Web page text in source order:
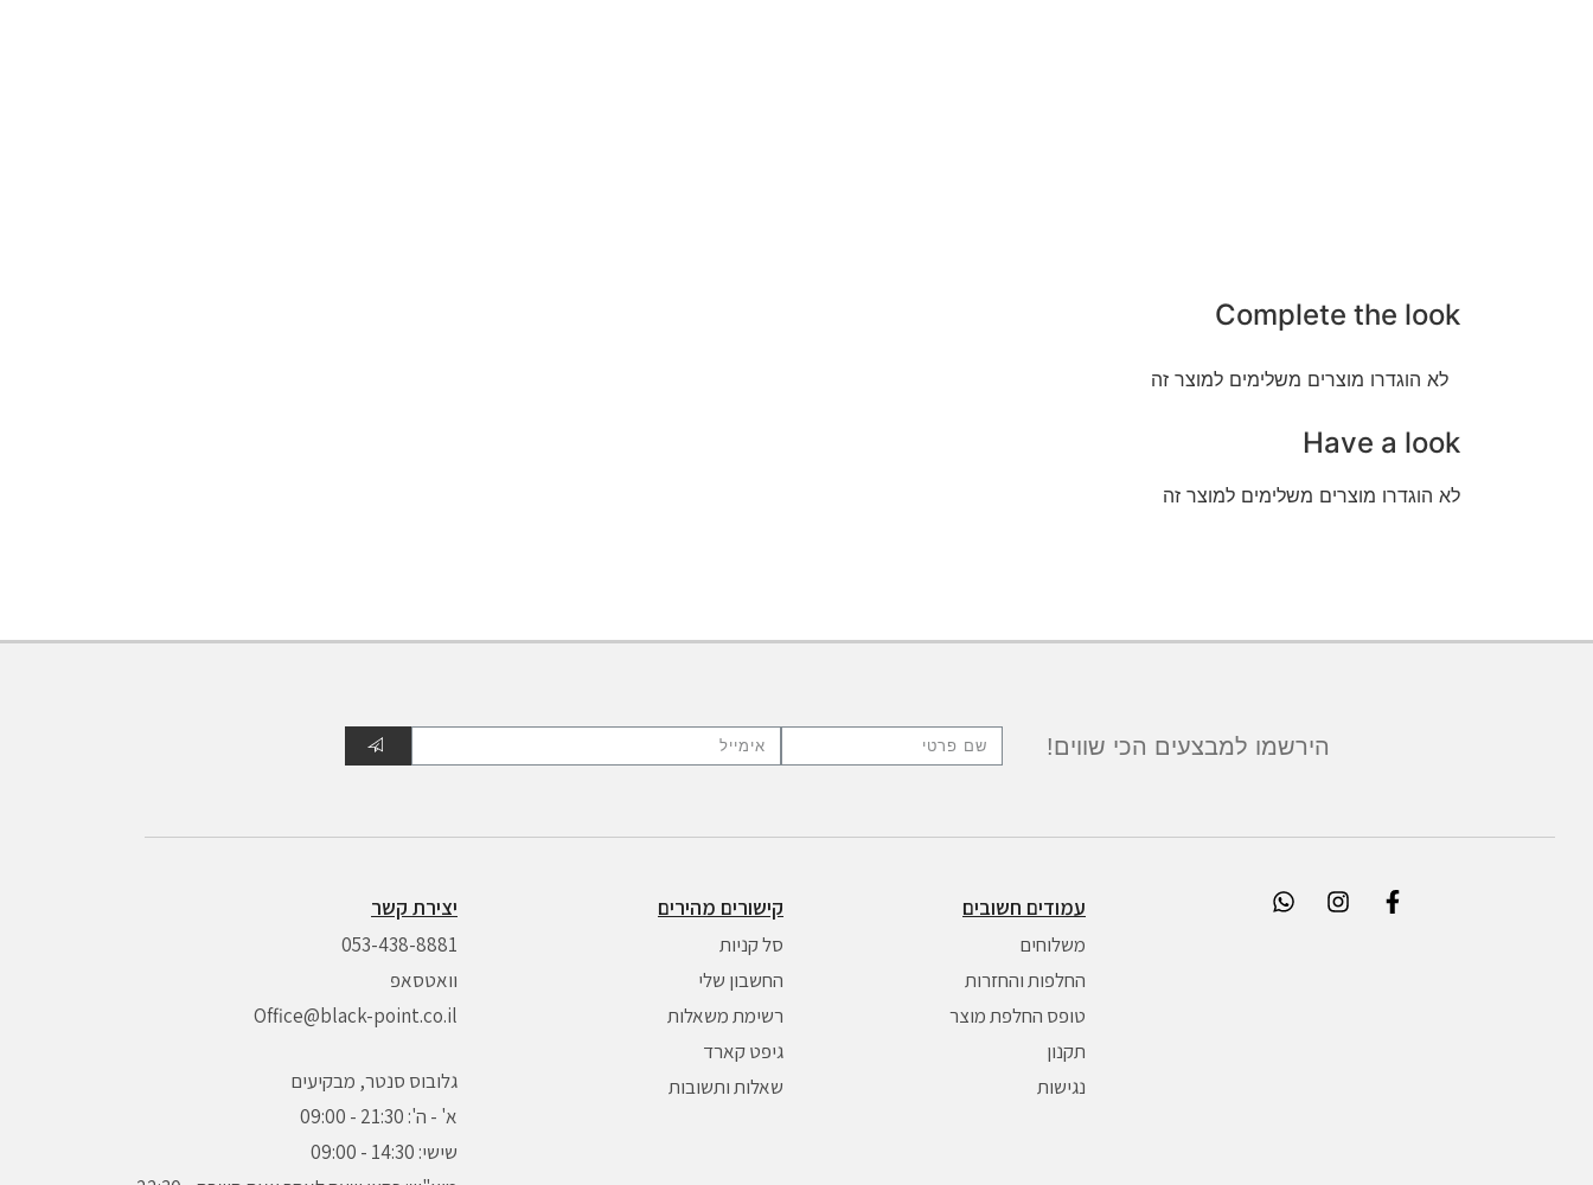
Complete the look
לא הוגדרו מוצרים משלימים למוצר זה
Have a look
לא הוגדרו מוצרים משלימים למוצר זה
הירשמו למבצעים הכי שווים!
עמודים חשובים
משלוחים
החלפות והחזרות
טופס החלפת מוצר
תקנון
נגישות
קישורים מהירים
סל קניות
החשבון שלי
רשימת משאלות
גיפט קארד
שאלות ותשובות
יצירת קשר
053-438-8881
וואטסאפ
Office@black-point.co.il
גלובוס סנטר, מבקיעים
א' - ה': 21:30 - 09:00
שישי: 14:30 - 09:00